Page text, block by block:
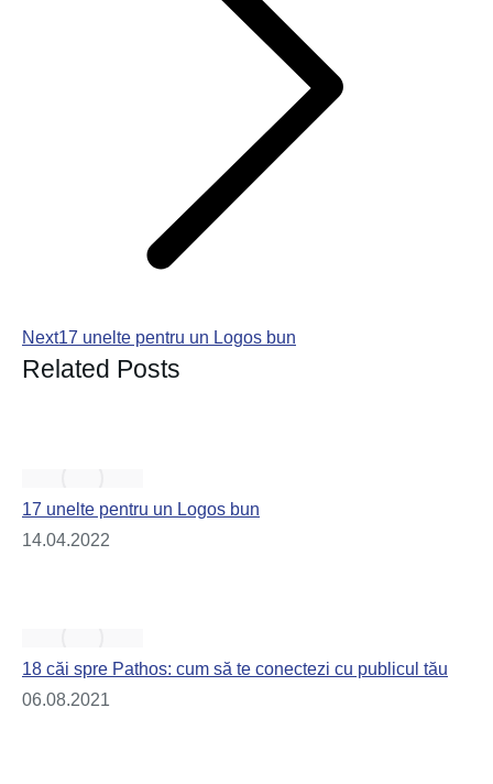
Next17 unelte pentru un Logos bun
Related Posts
17 unelte pentru un Logos bun
14.04.2022
18 căi spre Pathos: cum să te conectezi cu publicul tău
06.08.2021